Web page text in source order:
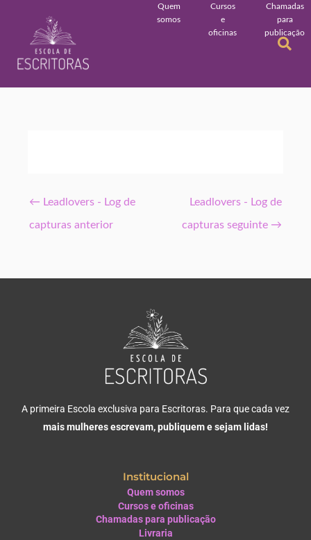
Quem
somos
Cursos
e
oficinas
Chamadas
para
publicação
← Leadlovers - Log de
capturas anterior
Leadlovers - Log de
capturas seguinte →
A primeira Escola exclusiva para Escritoras. Para que cada vez
mais mulheres escrevam, publiquem e sejam lidas!
Institucional
Quem somos
Cursos e oficinas
Chamadas para publicação
Livraria